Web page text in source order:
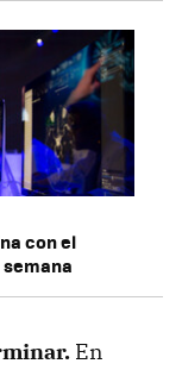
con el
semana
En